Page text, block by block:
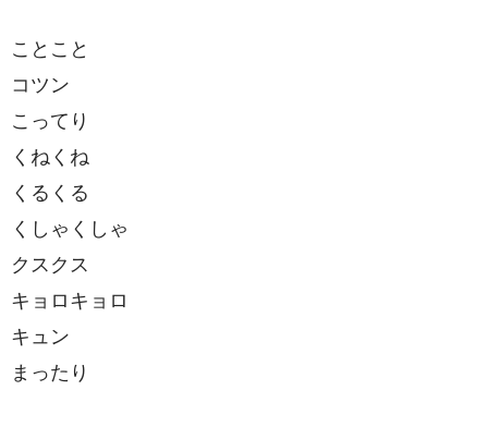
ことこと
コツン
こってり
くねくね
くるくる
くしゃくしゃ
クスクス
キョロキョロ
キュン
まったり